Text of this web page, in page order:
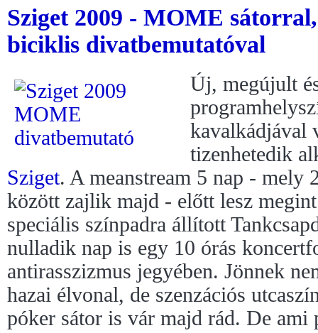
Sziget 2009 - MOME
biciklis divatbemutatóval
Új, megújult
kavalkádjával
tizenhetedik
Sziget. A meanstream 5 nap - mely
között zajlik majd - előtt lesz
speciális színpadra állított
nulladik nap is egy 10 órás
antirasszizmus jegyében. Jönnek
hazai élvonal, de szenzációs
póker sátor is vár majd rád. De